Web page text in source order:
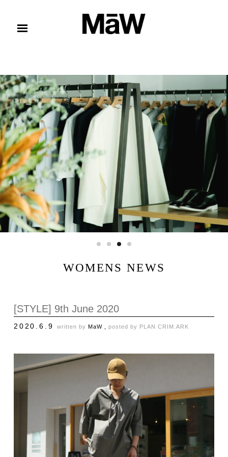
WOMENS NEWS
[STYLE] 9th June 2020
2020.6.9written byMaW ,posted by PLAN CRIM.ARK